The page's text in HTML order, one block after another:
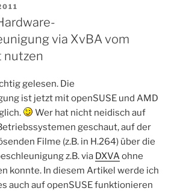
via XvBA vom
nutzen
gelesen. Die
ist jetzt mit openSUSE und AMD
Wer hat nicht neidisch auf
geschaut, auf der
Filme (z.B. in H.264) über die
z.B. via DXVAohne
konnte. In diesem Artikel werde ich
auch auf openSUSE funktionieren